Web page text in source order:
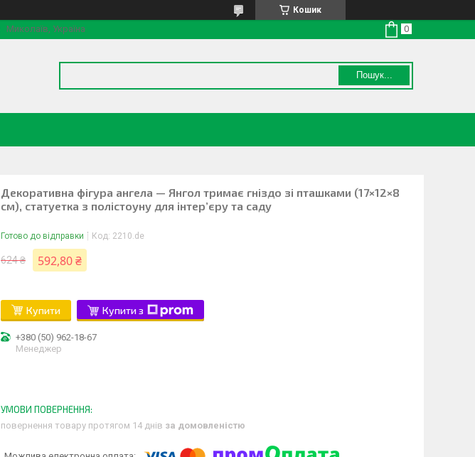
Кошик
Миколаїв, Україна
Пошук...
Декоративна фігура ангела — Янгол тримає гніздо зі пташками (17×12×8
см), статуетка з полістоуну для інтер’єру та саду
Готово до відправки Код: 2210.de
624 ₴ 592,80 ₴
Купити Купити з
+380 (50) 962-18-67
Менеджер
повернення товару протягом 14 днів за домовленістю